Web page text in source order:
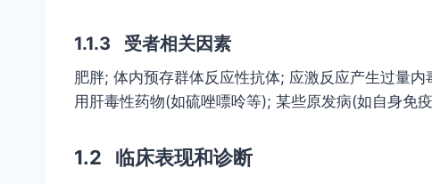
1.1.3 受者相关因素
肥胖; 体内预存群体反应性抗体; 应激反应产生过量
用肝毒性药物(如硫唑嘌呤等); 某些原发病(如自身免
1.2 临床表现和诊断